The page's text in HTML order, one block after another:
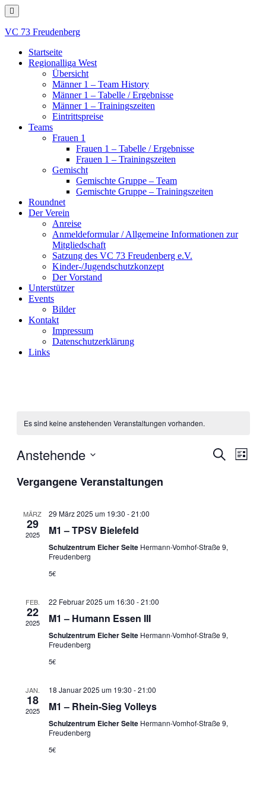
Skip
to
content
VC 73 Freudenberg
Startseite
Regionalliga West
Übersicht
Männer 1 – Team History
Männer 1 – Tabelle / Ergebnisse
Männer 1 – Trainingszeiten
Eintrittspreise
Teams
Frauen 1
Frauen 1 – Tabelle / Ergebnisse
Frauen 1 – Trainingszeiten
Gemischt
Gemischte Gruppe – Team
Gemischte Gruppe – Trainingszeiten
Roundnet
Der Verein
Anreise
Anmeldeformular / Allgemeine Informationen zur
Mitgliedschaft
Satzung des VC 73 Freudenberg e.V.
Kinder-/Jugendschutzkonzept
Der Vorstand
Unterstützer
Events
Bilder
Kontakt
Impressum
Datenschutzerklärung
Links
Es sind keine anstehenden Veranstaltungen vorhanden.
Suche
Liste
Anstehende
wählen.
Vergangene Veranstaltungen
MÄRZ
29
2025
29 März 2025 um 19:30 -21:00
M1 – TPSV Bielefeld
Schulzentrum Eicher Seite Hermann-Vomhof-Straße 9,
Freudenberg
5€
FEB.
22
2025
22 Februar 2025 um 16:30 -21:00
M1 – Humann Essen III
Schulzentrum Eicher Seite Hermann-Vomhof-Straße 9,
Freudenberg
5€
JAN.
18
2025
18 Januar 2025 um 19:30 -21:00
M1 – Rhein-Sieg Volleys
Schulzentrum Eicher Seite Hermann-Vomhof-Straße 9,
Freudenberg
5€